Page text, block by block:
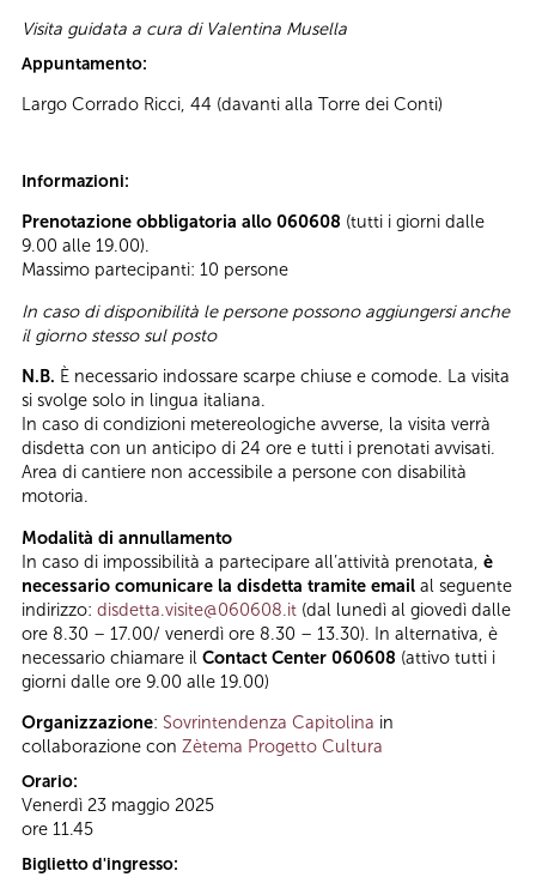
Visita guidata a cura di Valentina Musella
Appuntamento:
Largo Corrado Ricci, 44 (davanti alla Torre dei Conti)
Informazioni:
Prenotazione obbligatoria allo 060608 (tutti i giorni dalle
9.00 alle 19.00).
Massimo partecipanti: 10 persone
In caso di disponibilità le persone possono aggiungersi anche
il giorno stesso sul posto
N.B. È necessario indossare scarpe chiuse e comode. La visita
si svolge solo in lingua italiana.
In caso di condizioni metereologiche avverse, la visita verrà
disdetta con un anticipo di 24 ore e tutti i prenotati avvisati.
Area di cantiere non accessibile a persone con disabilità
motoria.
Modalità di annullamento
In caso di impossibilità a partecipare all’attività prenotata, è
necessario comunicare la disdetta tramite email al seguente
indirizzo: disdetta.visite@060608.it (dal lunedì al giovedì dalle
ore 8.30 – 17.00/ venerdì ore 8.30 – 13.30). In alternativa, è
necessario chiamare il Contact Center 060608 (attivo tutti i
giorni dalle ore 9.00 alle 19.00)
Organizzazione: Sovrintendenza Capitolina in
collaborazione con Zètema Progetto Cultura
Orario:
Venerdì 23 maggio 2025
ore 11.45
Biglietto d'ingresso: